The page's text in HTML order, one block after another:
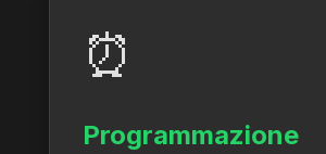
⏰
Programmazione